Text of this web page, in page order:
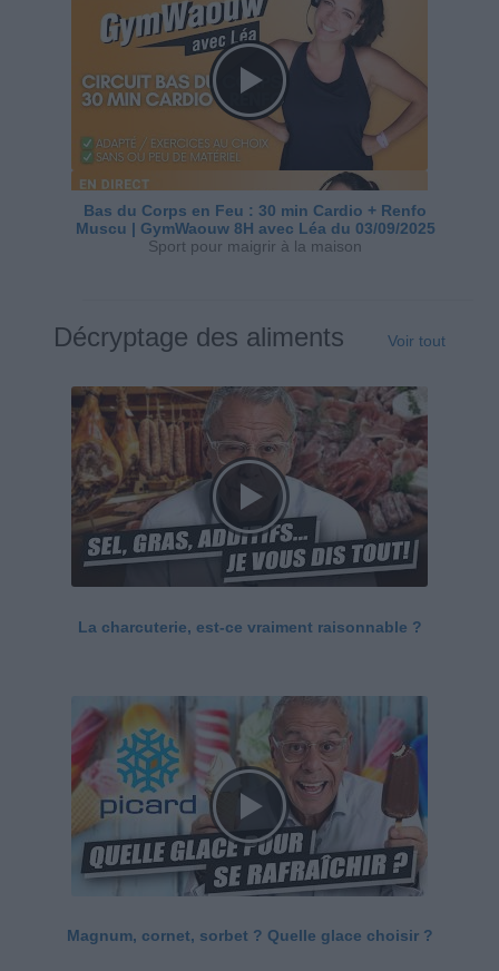
Bas du Corps en Feu : 30 min Cardio + Renfo
Muscu | GymWaouw 8H avec Léa du 03/09/2025
Sport pour maigrir à la maison
Décryptage des aliments Voir tout
La charcuterie, est-ce vraiment raisonnable ?
Magnum, cornet, sorbet ? Quelle glace choisir ?